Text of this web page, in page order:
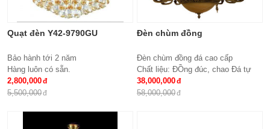
Quạt đèn Y42-9790GU
Bảo hành tới 2 năm
Hàng luôn có sẵn.
2,800,000
5,500,000
Đèn chùm đồng
Đèn chùm đồng đá cao cấp
Chất liệu: ĐỒng đúc, chao Đá tự
nhiên
Số lượng tay : 24 tay
38,000,000
58,000,000